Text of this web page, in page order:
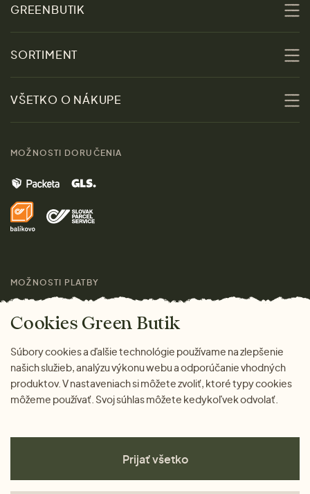
GREENBUTIK
Udržateľnosť
Kontakt
Značky
Pre médiá
SORTIMENT
Zľavy
Ženy
Muži
Darčeky
VŠETKO O NÁKUPE
Doprava a platba
MOŽNOSTI DORUČENIA
MOŽNOSTI PLATBY
Cookies Green Butik
Súbory cookies a ďalšie technológie používame na zlepšenie
našich služieb, analýzu výkonu webu a odporúčanie vhodných
produktov. V nastaveniach si môžete zvoliť, ktoré typy cookies
môžeme používať. Svoj súhlas môžete kedykoľvek odvolať.
Prijať všetko